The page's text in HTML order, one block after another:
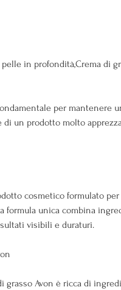
per mantenere
un prodotto molto
cosmetico formulato
formula unica combina
visibili e duraturi.
grasso Avon è ricca di